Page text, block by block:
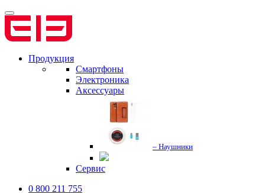
Продукция
Смартфоны
Электроника
Аксессуары
– Наушники
Сервис
0 800 211 755